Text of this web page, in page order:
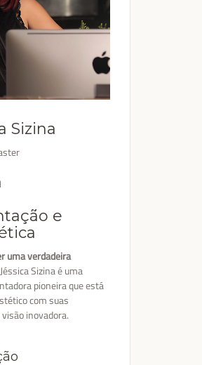
Sizina
e
uma verdadeira
Jéssica Sizina é uma
pioneira que está
com suas
inovadora.